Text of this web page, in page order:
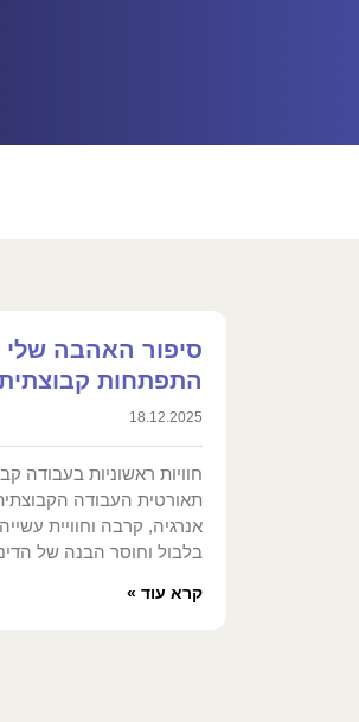
סיפור האהבה
התפתחות
18.12.2025
חוויות ראשוניות בעבודה
תאורטית העבודה
אנרגיה, קרבה וחוויית
בלבול וחוסר הבנה של
קרא עוד »